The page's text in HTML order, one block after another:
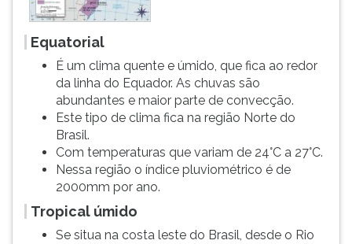
Equatorial
É um clima quente e úmido, que fica ao redor
da linha do Equador. As chuvas são
abundantes e maior parte de convecção.
Este tipo de clima fica na região Norte do
Brasil.
Com temperaturas que variam de 24°C a 27°C.
Nessa região o índice pluviométrico é de
2000mm por ano.
Tropical úmido
Se situa na costa leste do Brasil, desde o Rio